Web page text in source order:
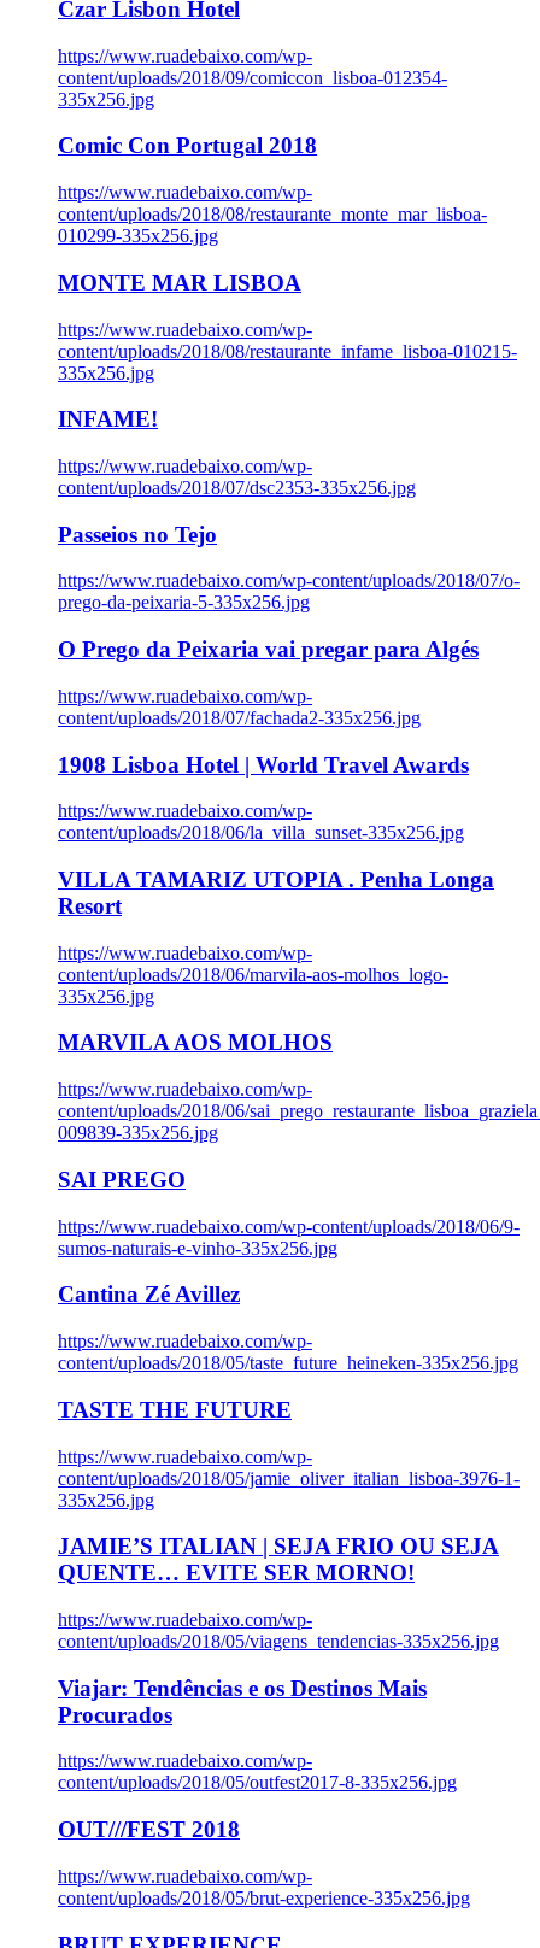
Czar Lisbon Hotel
https://www.ruadebaixo.com/wp-
content/uploads/2018/09/comiccon_lisboa-012354-
335x256.jpg
Comic Con Portugal 2018
https://www.ruadebaixo.com/wp-
content/uploads/2018/08/restaurante_monte_mar_lisboa-
010299-335x256.jpg
MONTE MAR LISBOA
https://www.ruadebaixo.com/wp-
content/uploads/2018/08/restaurante_infame_lisboa-010215-
335x256.jpg
INFAME!
https://www.ruadebaixo.com/wp-
content/uploads/2018/07/dsc2353-335x256.jpg
Passeios no Tejo
https://www.ruadebaixo.com/wp-content/uploads/2018/07/o-
prego-da-peixaria-5-335x256.jpg
O Prego da Peixaria vai pregar para Algés
https://www.ruadebaixo.com/wp-
content/uploads/2018/07/fachada2-335x256.jpg
1908 Lisboa Hotel | World Travel Awards
https://www.ruadebaixo.com/wp-
content/uploads/2018/06/la_villa_sunset-335x256.jpg
VILLA TAMARIZ UTOPIA . Penha Longa
Resort
https://www.ruadebaixo.com/wp-
content/uploads/2018/06/marvila-aos-molhos_logo-
335x256.jpg
MARVILA AOS MOLHOS
https://www.ruadebaixo.com/wp-
content/uploads/2018/06/
009839-335x256.jpg
SAI PREGO
https://www.ruadebaixo.com/wp-content/uploads/2018/06/9-
sumos-naturais-e-vinho-335x256.jpg
Cantina Zé Avillez
https://www.ruadebaixo.com/wp-
content/uploads/2018/05/taste_future_heineken-335x256.jpg
TASTE THE FUTURE
https://www.ruadebaixo.com/wp-
content/uploads/2018/05/jamie_oliver_italian_lisboa-3976-1-
335x256.jpg
JAMIE’S ITALIAN | SEJA FRIO OU SEJA
QUENTE… EVITE SER MORNO!
https://www.ruadebaixo.com/wp-
content/uploads/2018/05/viagens_tendencias-335x256.jpg
Viajar: Tendências e os Destinos Mais
Procurados
https://www.ruadebaixo.com/wp-
content/uploads/2018/05/outfest2017-8-335x256.jpg
OUT///FEST 2018
https://www.ruadebaixo.com/wp-
content/uploads/2018/05/brut-experience-335x256.jpg